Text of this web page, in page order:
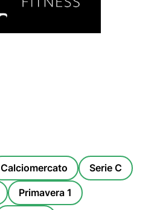
Calciomercato Serie C
Primavera 1